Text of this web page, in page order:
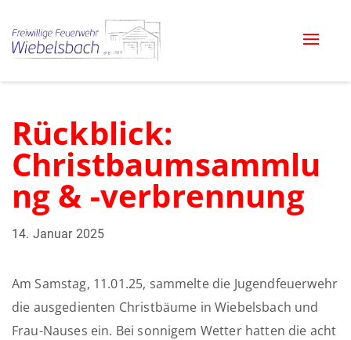
Toggle
Rückblick:
Christbaumsammlu
ng & -verbrennung
14. Januar 2025
Am Samstag, 11.01.25, sammelte die Jugendfeuerwehr
die ausgedienten Christbäume in Wiebelsbach und
Frau-Nauses ein. Bei sonnigem Wetter hatten die acht